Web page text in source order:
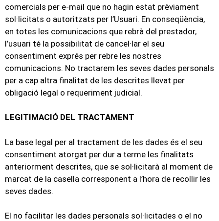
comercials per e-mail que no hagin estat prèviament
sol·licitats o autoritzats per l’Usuari. En conseqüència,
en totes les comunicacions que rebrà del prestador,
l’usuari té la possibilitat de cancel·lar el seu
consentiment exprés per rebre les nostres
comunicacions. No tractarem les seves dades personals
per a cap altra finalitat de les descrites llevat per
obligació legal o requeriment judicial.
LEGITIMACIÓ DEL TRACTAMENT
La base legal per al tractament de les dades és el seu
consentiment atorgat per dur a terme les finalitats
anteriorment descrites, que se sol·licitarà al moment de
marcat de la casella corresponent a l’hora de recollir les
seves dades.
El no facilitar les dades personals sol·licitades o el no